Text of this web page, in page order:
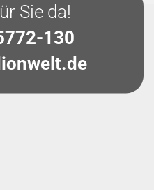
Sie da!
130